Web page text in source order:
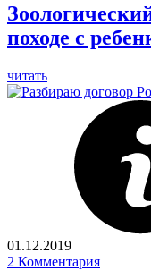
походе с
читать
01.12.2019
2 Комментария